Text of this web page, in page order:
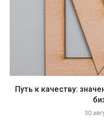
Путь к качеству:
30